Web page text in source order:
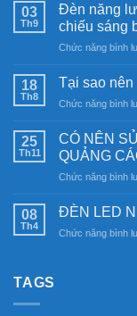
03
Th9
Đèn năng
chiếu sáng
Chức năng bình
18
Th8
Tại sao
Chức năng bình
25
Th11
CÓ NÊN
QUẢNG
Chức năng bình
08
Th4
ĐÈN LED
Chức năng bình
TAGS